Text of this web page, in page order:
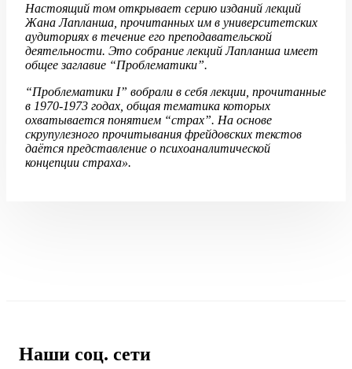
Настоящий том открывает серию изданий лекций
Жана Лапланша, прочитанных им в университетских
аудиториях в течение его преподавательской
деятельности. Это собрание лекций Лапланша имеет
общее заглавие “Проблематики”.
“Проблематики I” вобрали в себя лекции, прочитанные
в 1970-1973 годах, общая тематика которых
охватывается понятием “страх”. На основе
скрупулезного прочитывания фрейдовских текстов
даётся представление о психоаналитической
концепции страха».
Наши соц. сети